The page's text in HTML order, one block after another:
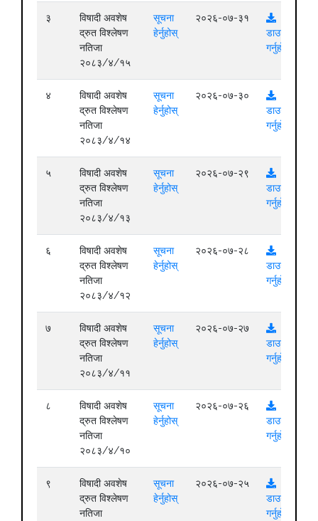
३
विषादी अवशेष
द्रुत विश्लेषण
नतिजा
२०८३/४/१५
सूचना
हेर्नुहोस्
२०२६-०७-३१
डाउनलोड
गर्नुहोस्
४
विषादी अवशेष
द्रुत विश्लेषण
नतिजा
२०८३/४/१४
सूचना
हेर्नुहोस्
२०२६-०७-३०
डाउनलोड
गर्नुहोस्
५
विषादी अवशेष
द्रुत विश्लेषण
नतिजा
२०८३/४/१३
सूचना
हेर्नुहोस्
२०२६-०७-२९
डाउनलोड
गर्नुहोस्
६
विषादी अवशेष
द्रुत विश्लेषण
नतिजा
२०८३/४/१२
सूचना
हेर्नुहोस्
२०२६-०७-२८
डाउनलोड
गर्नुहोस्
७
विषादी अवशेष
द्रुत विश्लेषण
नतिजा
२०८३/४/११
सूचना
हेर्नुहोस्
२०२६-०७-२७
डाउनलोड
गर्नुहोस्
८
विषादी अवशेष
द्रुत विश्लेषण
नतिजा
२०८३/४/१०
सूचना
हेर्नुहोस्
२०२६-०७-२६
डाउनलोड
गर्नुहोस्
९
विषादी अवशेष
द्रुत विश्लेषण
नतिजा
सूचना
हेर्नुहोस्
२०२६-०७-२५
डाउनलोड
गर्नुहोस्